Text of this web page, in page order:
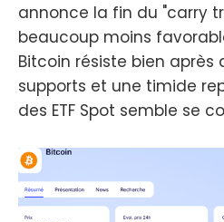
annonce la fin du "carry
beaucoup moins
Bitcoin résiste bien après
supports et une timide
des ETF Spot semble se